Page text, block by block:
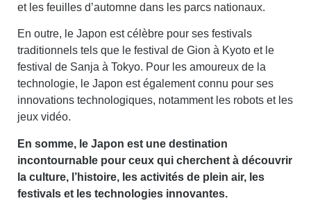
et les feuilles d’automne dans les parcs nationaux.
En outre, le Japon est célèbre pour ses festivals
traditionnels tels que le festival de Gion à Kyoto et le
festival de Sanja à Tokyo. Pour les amoureux de la
technologie, le Japon est également connu pour ses
innovations technologiques, notamment les robots et les
jeux vidéo.
En somme, le Japon est une destination
incontournable pour ceux qui cherchent à découvrir
la culture, l’histoire, les activités de plein air, les
festivals et les technologies innovantes.